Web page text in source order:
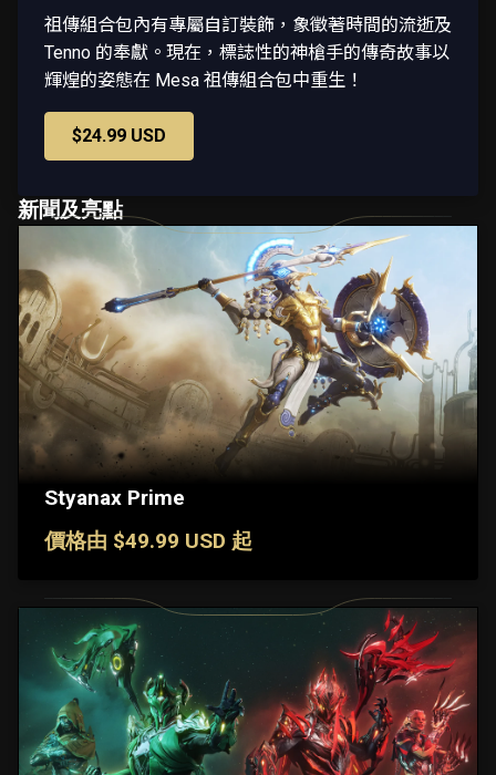
祖傳組合包內有專屬自訂裝飾，象徵著時間的流逝及
Tenno 的奉獻。現在，標誌性的神槍手的傳奇故事以
輝煌的姿態在 Mesa 祖傳組合包中重生！
$24.99 USD
新聞及亮點
Styanax Prime
價格由 $49.99 USD 起